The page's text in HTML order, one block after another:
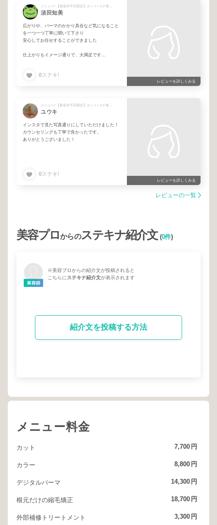
須田知美
広がりや、パーマのかかり具合など気になること
を一つ一つ丁寧に聞いて下さり
安心してお任せすることができました
仕上がりもイメージ通りで、大満足です
0ステキ!
レビューを詳しくみる
ユウキ
インスタで見た写真通りにしていただけました！
カウンセリングも丁寧で良かったです。
ありがとうございました！
0ステキ!
レビューを詳しくみる
レビューの一覧
美容プロからのステキナ紹介文(0件)
※美容プロからの紹介文が投稿されると
こちらにステキナ紹介文が表示されます
紹介文を投稿する方法
メニュー料金
カット 7,700 円
カラー 8,800 円
デジタルパーマ 14,300 円
根元だけの縮毛矯正 18,700 円
外部補修トリートメント 3,300 円